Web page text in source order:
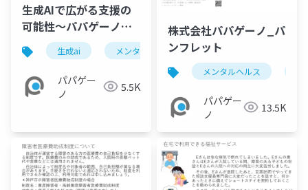
生成AIで広がる支援の
可能性〜パパゲーノの
実践事例〜【株式会社
パパゲーノ】 20250224
生成ai メンタルヘルス パパゲーノ
パパゲー
ノ
5.5K
株式会社パパゲーノ_パ
ンフレット
メンタルヘルス
パパゲー
ノ
13.5K